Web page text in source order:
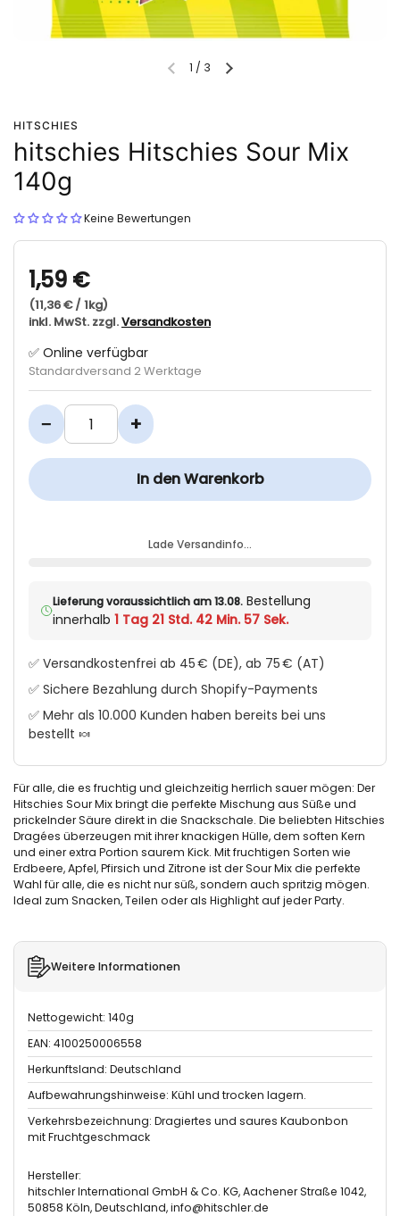
1 / 3
HITSCHIES
hitschies Hitschies Sour Mix
140g
Keine Bewertungen
1,59 €
(11,36 € / 1kg)
inkl. MwSt. zzgl.Versandkosten
✅ Online verfügbar
Standardversand 2 Werktage
− +
In den Warenkorb
Lade Versandinfo…
Lieferung voraussichtlich am 13.08.Bestellung
innerhalb 1 Tag 21 Std. 42 Min. 56 Sek.
✅ Versandkostenfrei ab 45 € (DE), ab 75 € (AT)
✅ Sichere Bezahlung durch Shopify-Payments
✅ Mehr als 10.000 Kunden haben bereits bei uns
bestellt 🍬
Für alle, die es fruchtig und gleichzeitig herrlich sauer mögen: Der
Hitschies Sour Mix bringt die perfekte Mischung aus Süße und
prickelnder Säure direkt in die Snackschale. Die beliebten Hitschies
Dragées überzeugen mit ihrer knackigen Hülle, dem soften Kern
und einer extra Portion saurem Kick. Mit fruchtigen Sorten wie
Erdbeere, Apfel, Pfirsich und Zitrone ist der Sour Mix die perfekte
Wahl für alle, die es nicht nur süß, sondern auch spritzig mögen.
Ideal zum Snacken, Teilen oder als Highlight auf jeder Party.
Weitere Informationen
Nettogewicht: 140g
EAN: 4100250006558
Herkunftsland: Deutschland
Aufbewahrungshinweise: Kühl und trocken lagern.
Verkehrsbezeichnung: Dragiertes und saures Kaubonbon
mit Fruchtgeschmack
Hersteller:
hitschler International GmbH & Co. KG, Aachener Straße 1042,
50858 Köln, Deutschland, info@hitschler.de